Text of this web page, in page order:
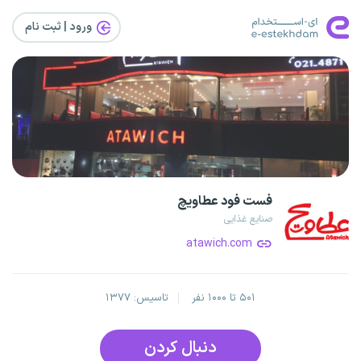
ورود | ثبت‌ نام
فست فود عطاویچ
صنایع غذایی
atawich.com
۵۰۱ تا ۱۰۰۰ نفر تاسیس: ۱۳۷۷
دنبال کردن